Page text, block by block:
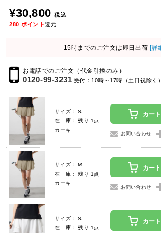
¥30,800 税込
280 ポイント還元
15時までのご注文は即日出荷 [詳
お電話でのご注文（代金引換のみ）
0120-99-3231 受付：10時～17時（土日祝除く）
サイズ： S
在 庫： 残り 1点
カーキ
カー
お問い合わせ
サイズ： M
在 庫： 残り 1点
カーキ
カー
お問い合わせ
サイズ： S
在 庫： 残り 1点
カー